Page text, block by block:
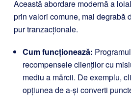
Această abordare modernă a
prin valori comune, mai degrabă
pur tranzacționale.
Cum funcționează:
recompensele clienților cu
mediu a mărcii. De exemplu,
opțiunea de a-și converti